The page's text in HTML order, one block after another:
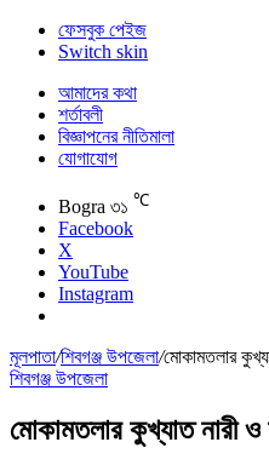
ফেসবুক পেইজ
Switch skin
আমাদের কথা
শর্তাবলী
বিজ্ঞাপনের নীতিমালা
যোগাযোগ
Bogra ৩১ ℃
Facebook
X
YouTube
Instagram
মূলপাতা/শিবগঞ্জ উপজেলা/মোকামতলার
শিবগঞ্জ উপজেলা
মোকামতলার কুখ্যাত নারী